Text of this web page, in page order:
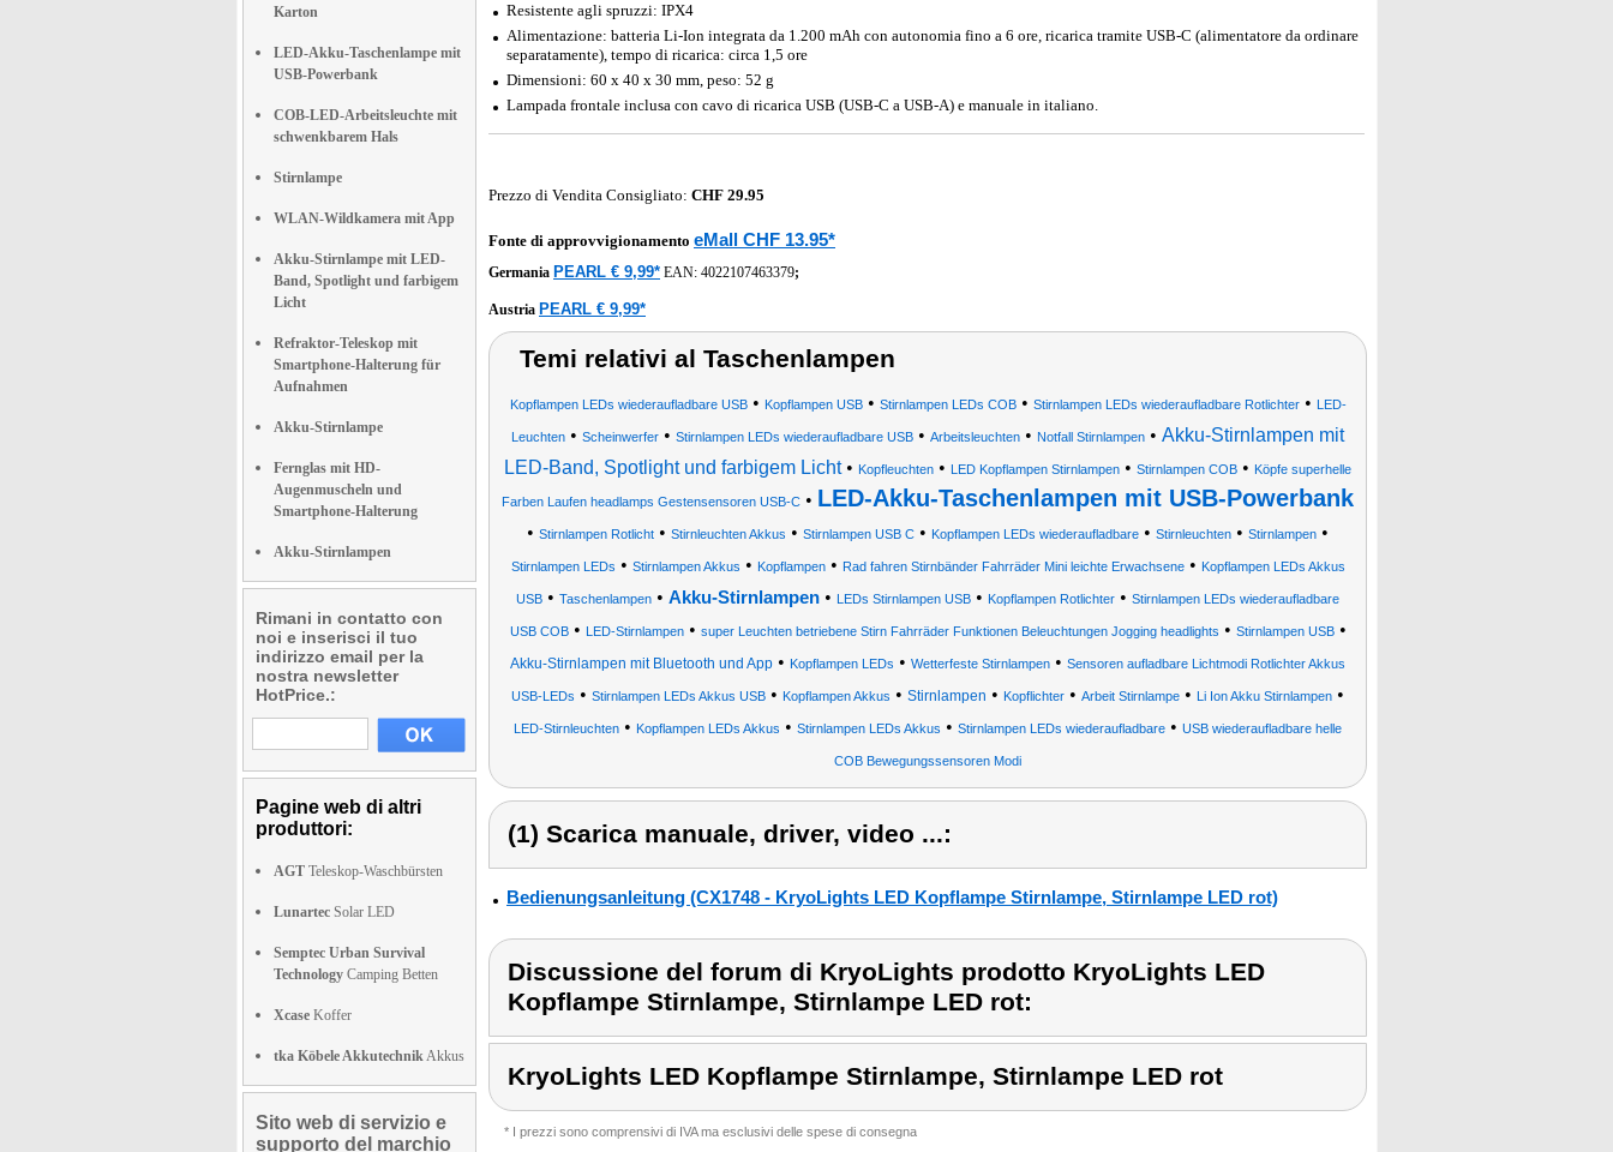
Karton
LED-Akku-Taschenlampe mit
USB-Powerbank
COB-LED-Arbeitsleuchte mit
schwenkbarem Hals
Stirnlampe
WLAN-Wildkamera mit App
Akku-Stirnlampe mit LED-
Band, Spotlight und farbigem
Licht
Refraktor-Teleskop mit
Smartphone-Halterung für
Aufnahmen
Akku-Stirnlampe
Fernglas mit HD-
Augenmuscheln und
Smartphone-Halterung
Akku-Stirnlampen
Rimani in contatto con
noi e inserisci il tuo
indirizzo email per la
nostra newsletter
HotPrice.:
Pagine web di altri
produttori:
AGT Teleskop-Waschbürsten
Lunartec Solar LED
Semptec Urban Survival
Technology Camping Betten
Xcase Koffer
tka Köbele AkkutechnikAkkus
Sito web di servizio e
supporto del marchio
Resistente agli spruzzi: IPX4
Alimentazione: batteria Li-Ion integrata da 1.200 mAh con autonomia fino a 6 ore, ricarica tramite USB-C (alimentatore da ordinare
separatamente), tempo di ricarica: circa 1,5 ore
Dimensioni: 60 x 40 x 30 mm, peso: 52 g
Lampada frontale inclusa con cavo di ricarica USB (USB-C a USB-A) e manuale in italiano.
Prezzo di Vendita Consigliato: CHF 29.95
Fonte di approvvigionamento eMall CHF 13.95*
Germania PEARL € 9,99* EAN: 4022107463379;
Austria PEARL € 9,99*
Temi relativi al Taschenlampen
Kopflampen LEDs wiederaufladbare USB• Kopflampen USB• Stirnlampen LEDs COB• Stirnlampen LEDs wiederaufladbare Rotlichter• LED-
Leuchten • Scheinwerfer • Stirnlampen LEDs wiederaufladbare USB • Arbeitsleuchten • Notfall Stirnlampen • Akku-Stirnlampen mit
LED-Band, Spotlight und farbigem Licht• Kopfleuchten • LED Kopflampen Stirnlampen • Stirnlampen COB • Köpfe superhelle
Farben Laufen headlamps Gestensensoren USB-C • LED-Akku-Taschenlampen mit USB-Powerbank
• Stirnlampen Rotlicht • Stirnleuchten Akkus • Stirnlampen USB C • Kopflampen LEDs wiederaufladbare • Stirnleuchten • Stirnlampen •
Stirnlampen LEDs • Stirnlampen Akkus • Kopflampen• Rad fahren Stirnbänder Fahrräder Mini leichte Erwachsene• Kopflampen LEDs Akkus
USB • Taschenlampen • Akku-Stirnlampen • LEDs Stirnlampen USB • Kopflampen Rotlichter • Stirnlampen LEDs wiederaufladbare
USB COB• LED-Stirnlampen• super Leuchten betriebene Stirn Fahrräder Funktionen Beleuchtungen Jogging headlights • Stirnlampen USB•
Akku-Stirnlampen mit Bluetooth und App • Kopflampen LEDs • Wetterfeste Stirnlampen • Sensoren aufladbare Lichtmodi Rotlichter Akkus
USB-LEDs • Stirnlampen LEDs Akkus USB • Kopflampen Akkus • Stirnlampen • Kopflichter • Arbeit Stirnlampe • Li Ion Akku Stirnlampen •
LED-Stirnleuchten • Kopflampen LEDs Akkus • Stirnlampen LEDs Akkus • Stirnlampen LEDs wiederaufladbare • USB wiederaufladbare helle
COB Bewegungssensoren Modi
(1) Scarica manuale, driver, video ...:
Bedienungsanleitung (CX1748 - KryoLights LED Kopflampe Stirnlampe, Stirnlampe LED rot)
Discussione del forum di KryoLights prodotto KryoLights LED
Kopflampe Stirnlampe, Stirnlampe LED rot:
KryoLights LED Kopflampe Stirnlampe, Stirnlampe LED rot
* I prezzi sono comprensivi di IVA ma esclusivi delle spese di consegna